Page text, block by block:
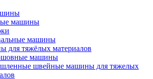
машины
машины
для тяжёлых материалов
машины
швейные машины для тяжелых